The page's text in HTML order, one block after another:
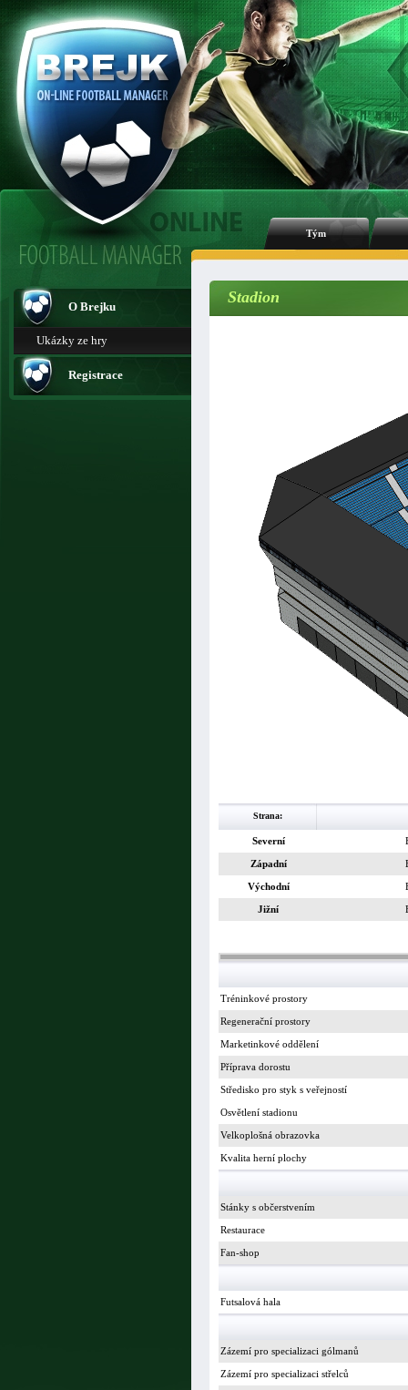
Tým
O Brejku
Ukázky ze hry
Registrace
Stadion
Strana:
Severní
Západní
Východní
Jižní
Tréninkové prostory
Regenerační prostory
Marketinkové oddělení
Příprava dorostu
Středisko pro styk s veřejností
Osvětlení stadionu
Velkoplošná obrazovka
Kvalita herní plochy
Stánky s občerstvením
Restaurace
Fan-shop
Futsalová hala
Zázemí pro specializaci gólmanů
Zázemí pro specializaci střelců